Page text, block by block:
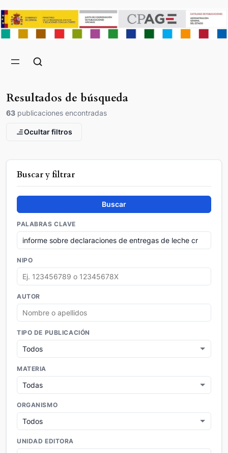
Resultados de búsqueda
63 publicaciones encontradas
Ocultar filtros
Buscar y filtrar
Buscar
PALABRAS CLAVE
NIPO
AUTOR
TIPO DE PUBLICACIÓN
MATERIA
ORGANISMO
UNIDAD EDITORA